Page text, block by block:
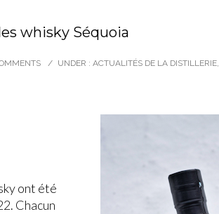
whisky Séquoia
/ UNDER : ACTUALITÉS DE LA DISTILLERIE,
ont été
Chacun